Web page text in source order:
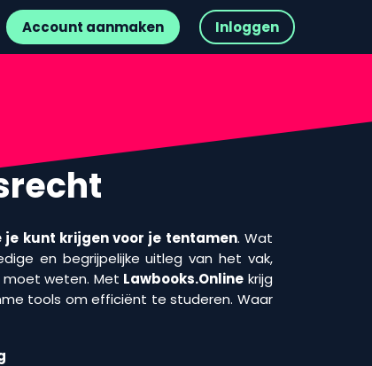
Account aanmaken Inloggen
je kunt krijgen voor je tentamen. Wat
en begrijpelijke uitleg van het vak,
weten. Met Lawbooks.Online krijg
tools om efficiënt te studeren. Waar